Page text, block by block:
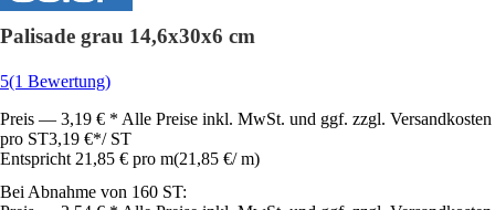
Palisade grau 14,6x30x6 cm
5(1 Bewertung)
Preis — 3,19 € * Alle Preise inkl. MwSt. und ggf. zzgl. Versandkosten
pro ST3,19 €*/ ST
Entspricht 21,85 € pro m(21,85 €/ m)
Bei Abnahme von 160 ST: